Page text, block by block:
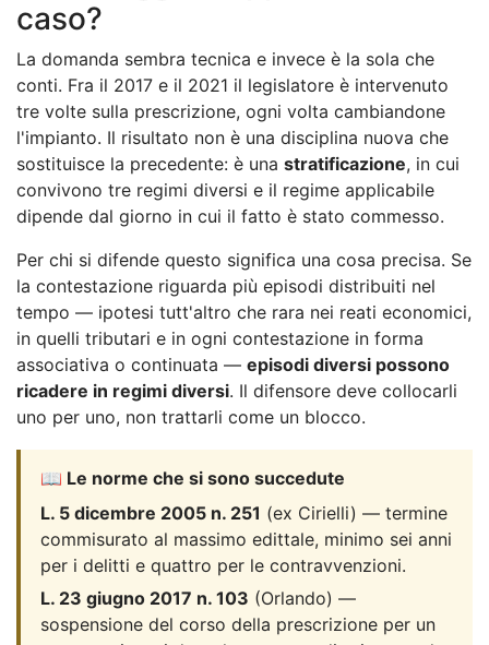
caso?
La domanda sembra tecnica e invece è la sola che
conti. Fra il 2017 e il 2021 il legislatore è intervenuto
tre volte sulla prescrizione, ogni volta cambiandone
l'impianto. Il risultato non è una disciplina nuova che
sostituisce la precedente: è una stratificazione, in cui
convivono tre regimi diversi e il regime applicabile
dipende dal giorno in cui il fatto è stato commesso.
Per chi si difende questo significa una cosa precisa. Se
la contestazione riguarda più episodi distribuiti nel
tempo — ipotesi tutt'altro che rara nei reati economici,
in quelli tributari e in ogni contestazione in forma
associativa o continuata — episodi diversi possono
ricadere in regimi diversi. Il difensore deve collocarli
uno per uno, non trattarli come un blocco.
📖 Le norme che si sono succedute
L. 5 dicembre 2005 n. 251 (ex Cirielli) — termine
commisurato al massimo edittale, minimo sei anni
per i delitti e quattro per le contravvenzioni.
L. 23 giugno 2017 n. 103 (Orlando) —
sospensione del corso della prescrizione per un